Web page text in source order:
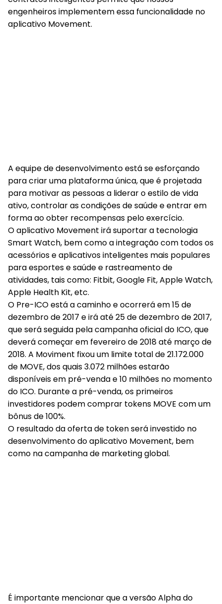
engenheiros implementem essa funcionalidade no
aplicativo Movement.
A equipe de desenvolvimento está se esforçando
para criar uma plataforma única, que é projetada
para motivar as pessoas a liderar o estilo de vida
ativo, controlar as condições de saúde e entrar em
forma ao obter recompensas pelo exercício.
O aplicativo Movement irá suportar a tecnologia
Smart Watch, bem como a integração com todos os
acessórios e aplicativos inteligentes mais populares
para esportes e saúde e rastreamento de
atividades, tais como: Fitbit, Google Fit, Apple Watch,
Apple Health Kit, etc.
O Pre-ICO está a caminho e ocorrerá em 15 de
dezembro de 2017 e irá até 25 de dezembro de 2017,
que será seguida pela campanha oficial do ICO, que
deverá começar em fevereiro de 2018 até março de
2018. A Moviment fixou um limite total de 21.172.000
de MOVE, dos quais 3.072 milhões estarão
disponíveis em pré-venda e 10 milhões no momento
do ICO. Durante a pré-venda, os primeiros
investidores podem comprar tokens MOVE com um
bônus de 100%.
O resultado da oferta de token será investido no
desenvolvimento do aplicativo Movement, bem
como na campanha de marketing global.
É importante mencionar que a versão Alpha do